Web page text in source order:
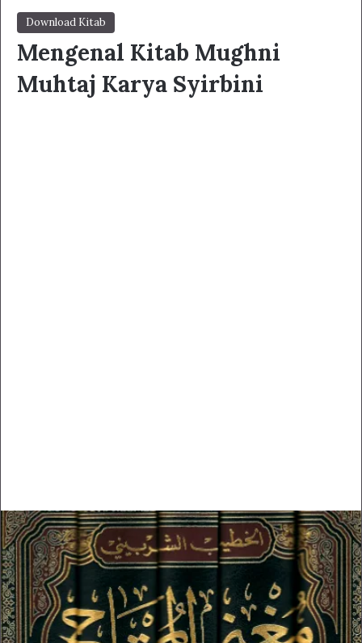
Download Kitab
Mengenal Kitab Mughni
Muhtaj Karya Syirbini